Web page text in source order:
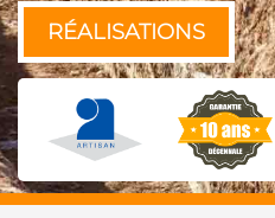
RÉALISATIONS